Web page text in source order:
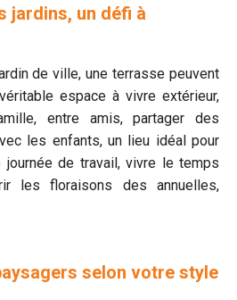
jardins, un défi à
de ville, une terrasse peuvent
espace à vivre extérieur,
entre amis, partager des
les enfants, un lieu idéal pour
journée de travail, vivre le temps
les floraisons des annuelles,
selon votre style